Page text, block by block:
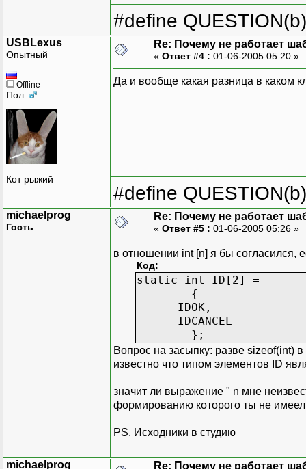
#define
USBLexus
Опытный
Offline
Пол:
Кот рыжий
Re: Почему не работает
« Ответ #4 : 01-06-2005 05:20 »
Да и вообще какая разница в каком
#define
michaelprog
Гость
Re: Почему не работает
« Ответ #5 : 01-06-2005 05:26 »
в отношении int [n] я бы согласился,
Код:
static int ID[2] =
{
IDOK,
IDCANCEL
};
Вопрос на засыпку: разве sizeof(int)
известно что типом элементов ID
значит ли выражение " n мне
формированию которого ты не
PS. Исходники в студию
michaelprog Re: Почему не работает